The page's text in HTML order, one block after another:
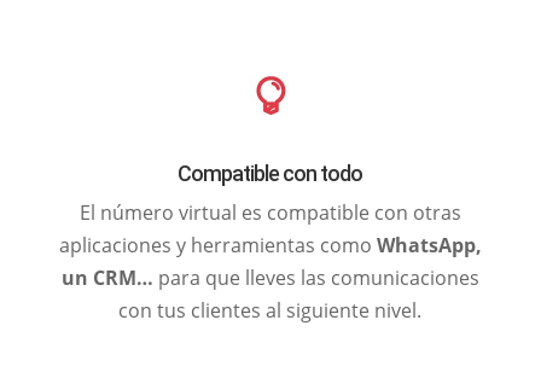
Compatible con todo
El número virtual es compatible con otras
aplicaciones y herramientas como WhatsApp,
un CRM… para que lleves las comunicaciones
con tus clientes al siguiente nivel.